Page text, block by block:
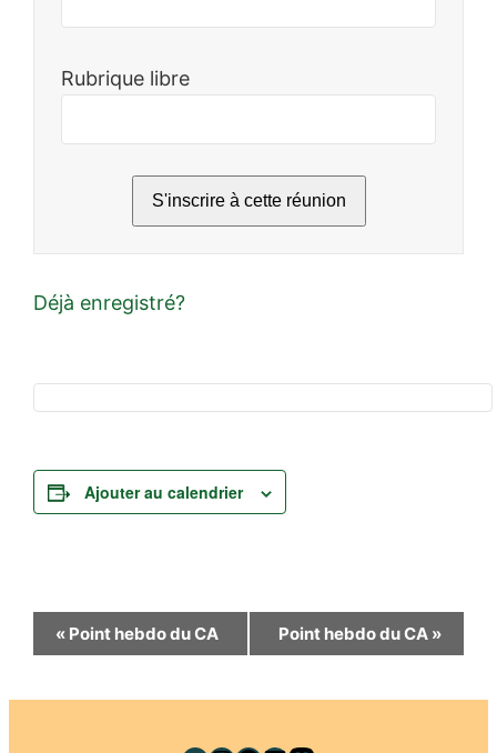
Rubrique libre
Déjà enregistré?
Ajouter au calendrier
Navigation
Évènement
« Point hebdo du CA Point hebdo du CA »